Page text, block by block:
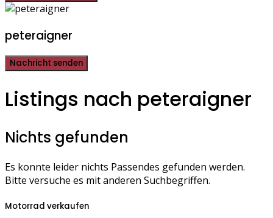
peteraigner
Nachricht senden
Listings nach peteraigner
Nichts gefunden
Es konnte leider nichts Passendes gefunden werden.
Bitte versuche es mit anderen Suchbegriffen.
Motorrad verkaufen